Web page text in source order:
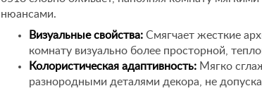
нюансами.
Визуальные свойства: Смягчает жесткие
комнату визуально более просторной,
Колористическая адаптивность: Мягко
разнородными деталями декора, не